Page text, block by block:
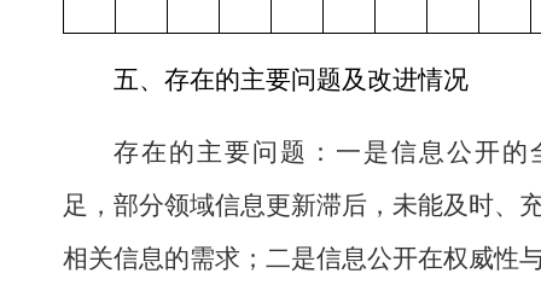
五、存在的主要问题及改进情况
存在的主要问题： 一是信息公开的
足，部分领域信息更新滞后，未能及时、
相关信息的需求 ；二是信息公开在权威性